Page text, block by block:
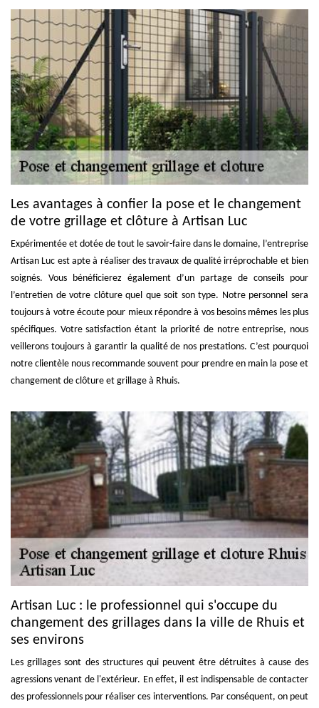
Les avantages à confier la pose et le changement
de votre grillage et clôture à Artisan Luc
Expérimentée et dotée de tout le savoir-faire dans le domaine, l’entreprise
Artisan Luc est apte à réaliser des travaux de qualité irréprochable et bien
soignés. Vous bénéficierez également d’un partage de conseils pour
l’entretien de votre clôture quel que soit son type. Notre personnel sera
toujours à votre écoute pour mieux répondre à vos besoins mêmes les plus
spécifiques. Votre satisfaction étant la priorité de notre entreprise, nous
veillerons toujours à garantir la qualité de nos prestations. C’est pourquoi
notre clientèle nous recommande souvent pour prendre en main la pose et
changement de clôture et grillage à Rhuis.
Artisan Luc : le professionnel qui s'occupe du
changement des grillages dans la ville de Rhuis et
ses environs
Les grillages sont des structures qui peuvent être détruites à cause des
agressions venant de l'extérieur. En effet, il est indispensable de contacter
des professionnels pour réaliser ces interventions. Par conséquent, on peut